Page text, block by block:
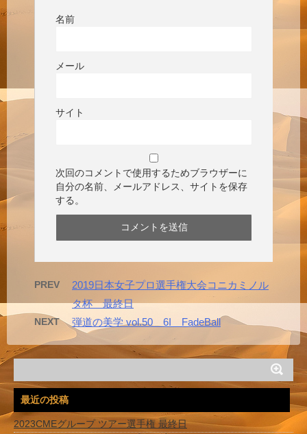
名前
メール
サイト
次回のコメントで使用するためブラウザーに
自分の名前、メールアドレス、サイトを保存
する。
PREV
2019日本女子プロ選手権大会コニカミノル
タ杯 最終日
NEXT 弾道の美学 vol.50 6I FadeBall
最近の投稿
2023CMEグループ ツアー選手権 最終日